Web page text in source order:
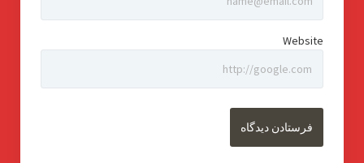
Website